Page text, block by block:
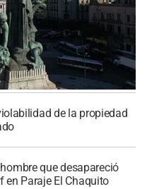
de la propiedad
que desapareció
en Paraje El Chaquito